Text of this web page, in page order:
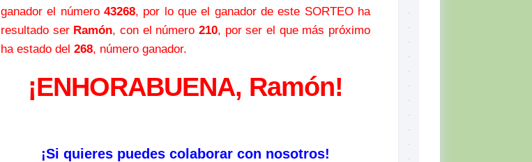
ganador el número 43268, por lo que el ganador de este SORTEO ha
resultado ser Ramón, con el número210, por ser el que más próximo
ha estado del 268, número ganador.
¡ENHORABUENA, Ramón!
¡Si quieres puedes colaborar con nosotros!